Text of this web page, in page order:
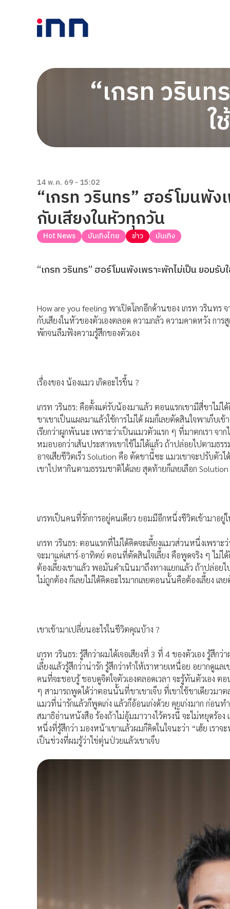
“เกรท วริน
ใ
14 พ.ค. 69 - 15:02
“เกรท วรินทร” ฮอร์โมนพัง
กับเสียงในหัวทุกวัน
Hot News บันเทิงไทย ข่าว บันเทิง
“เกรท วรินทร” ฮอร์โมนพังเพราะพักไม่เป็น ยอมรั
How are you feeling พาเปิดโลกอีกด้านของ เกรท วรินทร
กับเสียงในหัวของตัวเองตลอด ความกลัว ความคาดหวัง ก
พักจนลืมฟังความรู้สึกของตัวเอง
เรื่องของ น้องแมว เกิดอะไรขึ้น ?
เกรท วรินธร: คือตั้งแต่รับน้องมาแล้ว ตอนแรกเขามีสี่ขาไม่
ขาเขาเป็นแผลมาแล้วใช้การไม่ได้ ผมก็เลยตัดสินใจพาเก็บ
เรียกว่าผูกพันนะ เพราะว่าเป็นแมวตัวแรก ๆ ที่มาตกเรา จ
หมอบอกว่าเส้นประสาทเขาใช้ไม่ได้แล้ว ถ้าปล่อยไปตามธรร
อาจเสียชีวิตเร็ว Solution คือ ตัดขานี้ซะ แมวเขาจะปรับตัวไ
เขาไปหากินตามธรรมชาติได้เลย สุดท้ายก็เลยเลือก
เกรทเป็นคนที่รักการอยู่คนเดียว ยอมมีอีกหนึ่งชีวิตเข้ามาอยู่
เกรท วรินธร: ตอนแรกที่ไม่ได้คิดจะเลี้ยงแมวส่วนหนึ่งเพร
จะมาแค่เสาร์-อาทิตย์ ตอนที่ตัดสินใจเลี้ยง คือพูดจริง ๆ ไม่ไ
ต้องเลี้ยงเขาแล้ว พอมันดำเนินมาถึงทางแยกแล้ว ถ้าปล่อยไป
ไม่ถูกต้อง ก็เลยไม่ได้คิดอะไรมากเลยตอนนั้นคือต้องเลี้ยง เลย
เขาเข้ามาเปลี่ยนอะไรในชีวิตคุณบ้าง ?
เกรท วรินธร: รู้สึกว่าผมได้เจอเสียงที่ 3 ที่ 4 ของตัวเอง รู้
เลี้ยงแล้วรู้สึกว่าน่ารัก รู้สึกว่าทำให้เราหายเหนื่อย อยากดูแ
คนที่จะชอบรู้ ชอบดูจิตใจตัวเองตลอดเวลา จะรู้ทันตัวเอง
ๆ สามารถพูดได้ว่าตอนนั้นที่ขาเขาเจ็บ ที่เขาใช้ขาเดียวมา
แมวที่น่ารักแล้วก็พูดเก่ง แล้วก็อ้อนเก่งด้วย คุยเก่งมาก ก่อน
สมาธิอ่านหนังสือ ร้องถ้าไม่อุ้มมาวางไว้ตรงนี้ จะไม่หยุดร้อ
หนึ่งที่รู้สึกว่า มองหน้าเขาแล้วผมก็คิดในใจนะว่า “เฮ้ย เร
เป็นช่วงที่ผมรู้ว่าไข่ตุ่นป่วยแล้วเขาเจ็บ